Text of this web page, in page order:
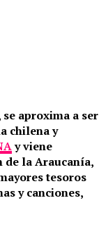
aproxima a ser
chilena y
y viene
de la Araucanía,
tesoros
y canciones,